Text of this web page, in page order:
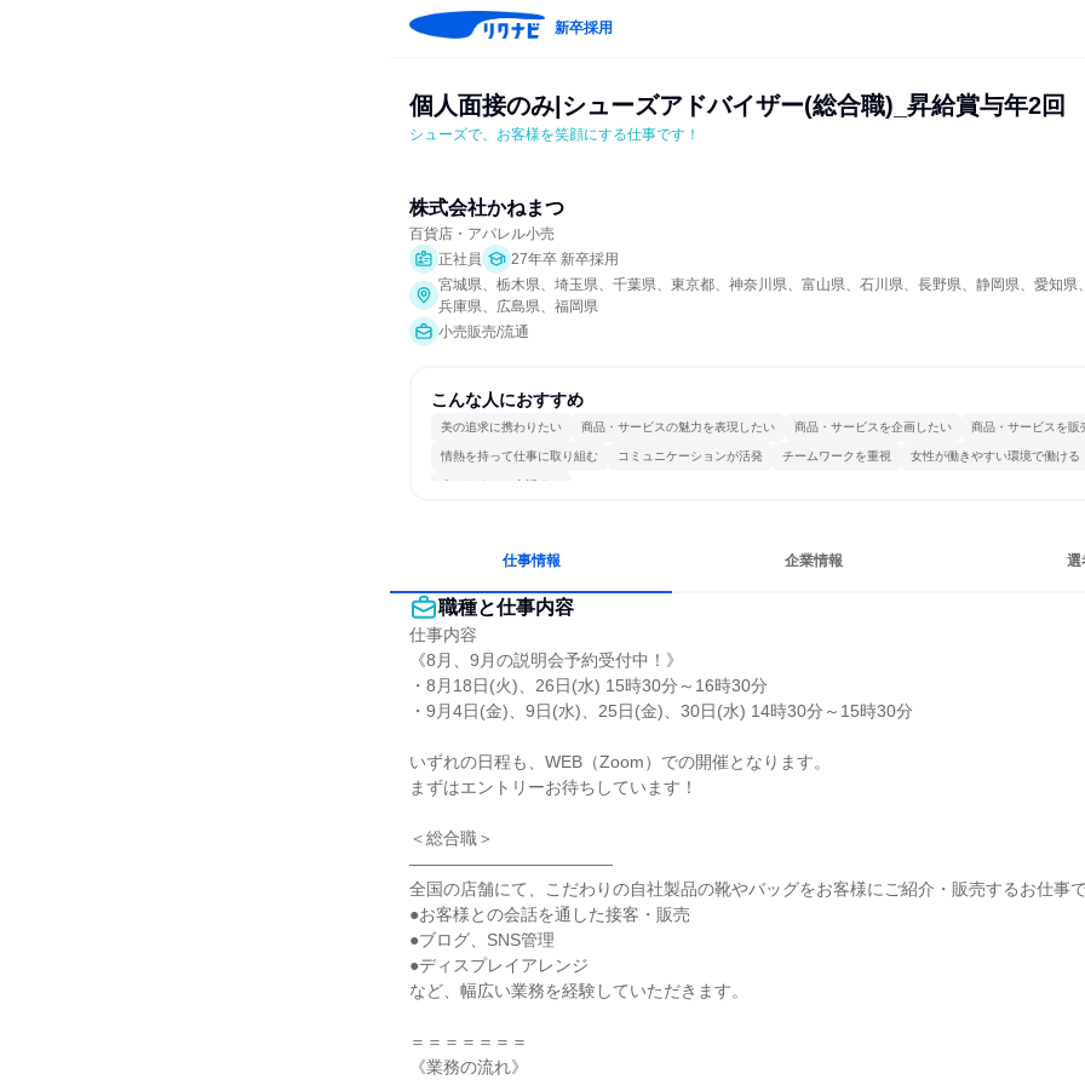
新卒採用
個人面接のみ|シューズアドバイザー(総合職)_昇給賞与年2回
シューズで、お客様を笑顔にする仕事です！
株式会社かねまつ
百貨店・アパレル小売
正社員
27年卒 新卒採用
宮城県、栃木県、埼玉県、千葉県、東京都、神奈川県、富山県、石川県、長野県、静岡県、愛知県
兵庫県、広島県、福岡県
小売販売/流通
こんな人におすすめ
美の追求に携わりたい 商品・サービスの魅力を表現したい 商品・サービスを企画したい 商品・サービスを販
情熱を持って仕事に取り組む コミュニケーションが活発 チームワークを重視 女性が働きやすい環境で働ける
人とたくさん会話する
仕事情報 企業情報 選
職種と仕事内容
仕事内容
《8月、9月の説明会予約受付中！》
・8月18日(火)、26日(水) 15時30分～16時30分
・9月4日(金)、9日(水)、25日(金)、30日(水) 14時30分～15時30分
いずれの日程も、WEB（Zoom）での開催となります。
まずはエントリーお待ちしています！
＜総合職＞
――――――――――――
全国の店舗にて、こだわりの自社製品の靴やバッグをお客様にご紹介・販売するお仕事で
●お客様との会話を通した接客・販売
●ブログ、SNS管理
●ディスプレイアレンジ
など、幅広い業務を経験していただきます。
＝＝＝＝＝＝＝
《業務の流れ》